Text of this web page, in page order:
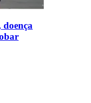
doença